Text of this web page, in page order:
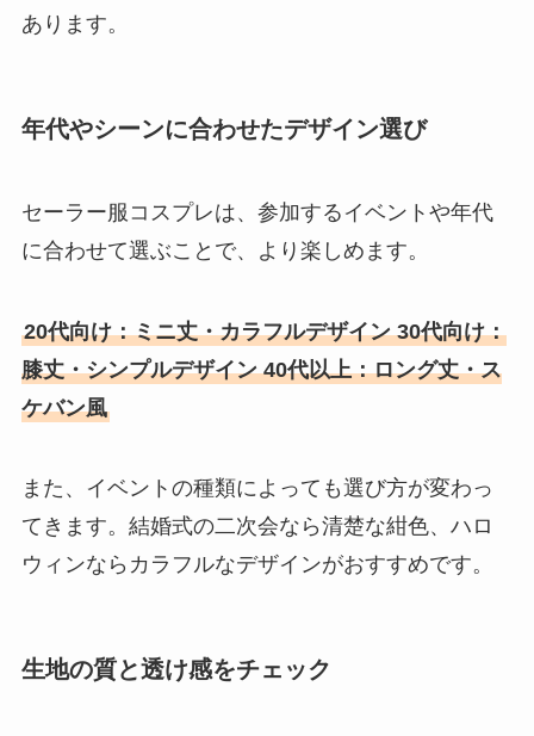
あります。
年代やシーンに合わせたデザイン選び
セーラー服コスプレは、参加するイベントや年代
に合わせて選ぶことで、より楽しめます。
20代向け：ミニ丈・カラフルデザイン 30代向け：
膝丈・シンプルデザイン 40代以上：ロング丈・ス
ケバン風
また、イベントの種類によっても選び方が変わっ
てきます。結婚式の二次会なら清楚な紺色、ハロ
ウィンならカラフルなデザインがおすすめです。
生地の質と透け感をチェック